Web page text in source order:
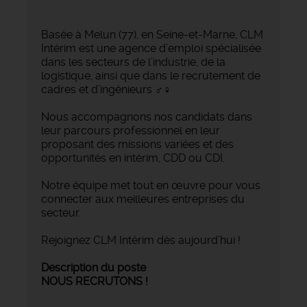
Basée à Melun (77), en Seine-et-Marne, CLM
Intérim est une agence d’emploi spécialisée
dans les secteurs de l’industrie, de la
logistique, ainsi que dans le recrutement de
cadres et d’ingénieurs ‍♂️‍♀️
Nous accompagnons nos candidats dans
leur parcours professionnel en leur
proposant des missions variées et des
opportunités en intérim, CDD ou CDI.
Notre équipe met tout en œuvre pour vous
connecter aux meilleures entreprises du
secteur.
Rejoignez CLM Intérim dès aujourd’hui !
Description du poste
NOUS RECRUTONS !